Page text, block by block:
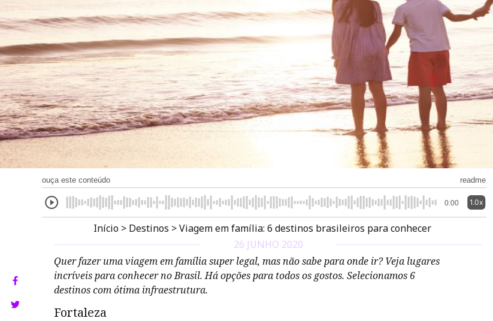
ouça este conteúdo readme
0:00 1.0x
Início > Destinos >Viagem em família: 6 destinos brasileiros para conhecer
26 JUNHO 2020
Quer fazer uma viagem em família super legal, mas não sabe para onde ir? Veja lugares
incríveis para conhecer no Brasil. Há opções para todos os gostos. Selecionamos 6
destinos com ótima infraestrutura.
Fortaleza